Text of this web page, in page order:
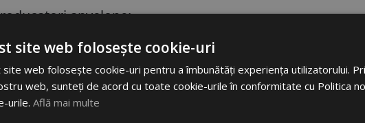
anvelope:
Inapoi
Pneuri 200/50R17 -
site web folosește cookie-uri
site web folosește cookie-uri pentru a îmbunătăți experiența utilizatorului.
web, sunteți de acord cu toate cookie-urile în conformitate cu Politica
urile. Află mai multe